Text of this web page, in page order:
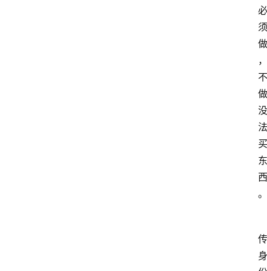
必
须
做
，
不
做
没
法
买
东
西
。
传
身